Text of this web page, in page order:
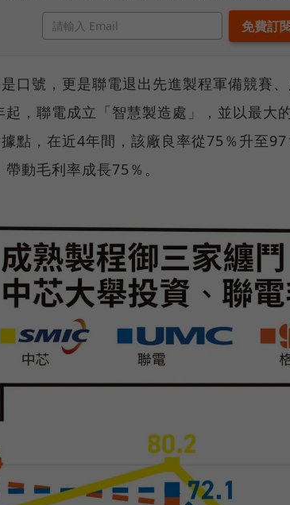
是口號，更是聯電退出先進製程軍備競賽
，聯電成立「智慧製造處」，並以最大
點，在近4年間，該廠良率從75％升至
動毛利率成長75％。